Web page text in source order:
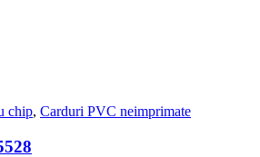
chip, Carduri PVC neimprimate